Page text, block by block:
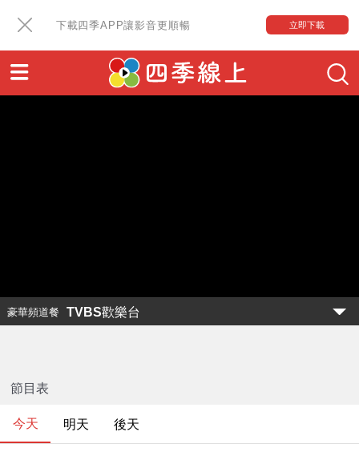
下載四季APP讓影音更順暢 立即下載
豪華頻道餐 TVBS歡樂台
節目表
今天 明天 後天